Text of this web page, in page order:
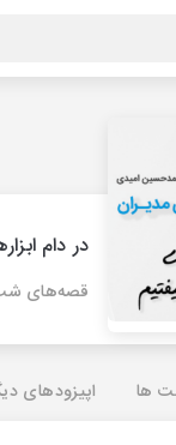
در دام
قصه‌های شب
ها اپیزودهای